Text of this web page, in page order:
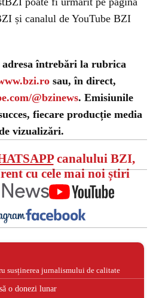
și canalul de YouTube BZI
întrebări la rubrica
sau, în direct,
@bzinews. Emisiunile
fiecare producție media
vizualizări.
canalului BZI,
cu cele mai noi știri
susținerea jurnalismului de calitate
o donezi lunar